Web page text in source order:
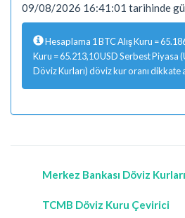
09/08/2026 16:41:01 tarihinde
Hesaplama 1 BTC Alış Kuru =
Kuru = 65.213,10 USD Serbest Piyasa
Döviz Kurları) döviz kur oranı dikkate
Merkez Bankası Döviz Kurları
TCMB Döviz Kuru Çevirici